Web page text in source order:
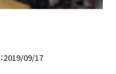
2019/09/17